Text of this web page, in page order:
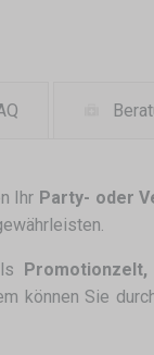
Ihr Party- oder
können Sie